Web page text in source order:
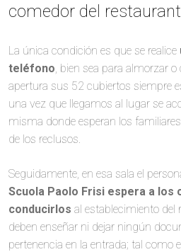
comedor del
La única condición es que se realice
teléfono , bien sea para almorzar
apertura sus 52 cubiertos siempre
una vez que llegamos al lugar se
misma donde esperan los
de los reclusos.
Seguidamente, en esa sala el
Scuola Paolo Frisi espera a los
conducirlos al establecimiento del
deben enseñar ni dejar ningún
pertenencia en la entrada; tal como